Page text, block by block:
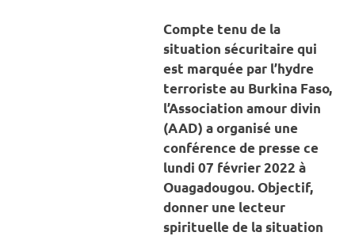
Compte tenu de la
situation sécuritaire qui
est marquée par l’hydre
terroriste au Burkina Faso,
l’Association amour divin
(AAD) a organisé une
conférence de presse ce
lundi 07 février 2022 à
Ouagadougou. Objectif,
donner une lecteur
spirituelle de la situation